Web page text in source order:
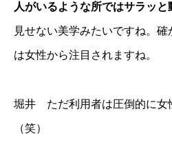
人がいるような所ではサラッ
見せない美学みたいですね。
は女性から注目されますね。
堀井 ただ利用者は圧倒的に女
（笑）